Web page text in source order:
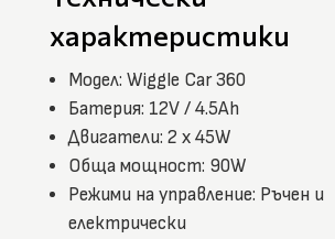
характеристики
Модел: Wiggle Car 360
Батерия: 12V / 4.5Ah
Двигатели: 2 x 45W
Обща мощност: 90W
Режими на управление: Ръчен и
електрически